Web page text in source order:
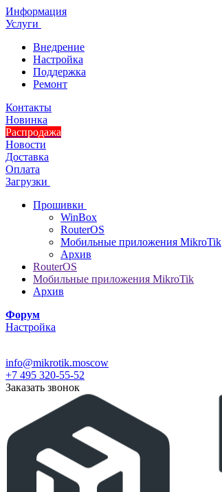
Информация
Услуги
Внедрение
Настройка
Поддержка
Ремонт
Контакты
Новинка
Распродажа
Новости
Доставка
Оплата
Загрузки
Прошивки
WinBox
RouterOS
Мобильные приложения MikroTik
Архив
RouterOS
Мобильные приложения MikroTik
Архив
Форум
Настройка
info@mikrotik.moscow
+7 495 320-55-52
Заказать звонок